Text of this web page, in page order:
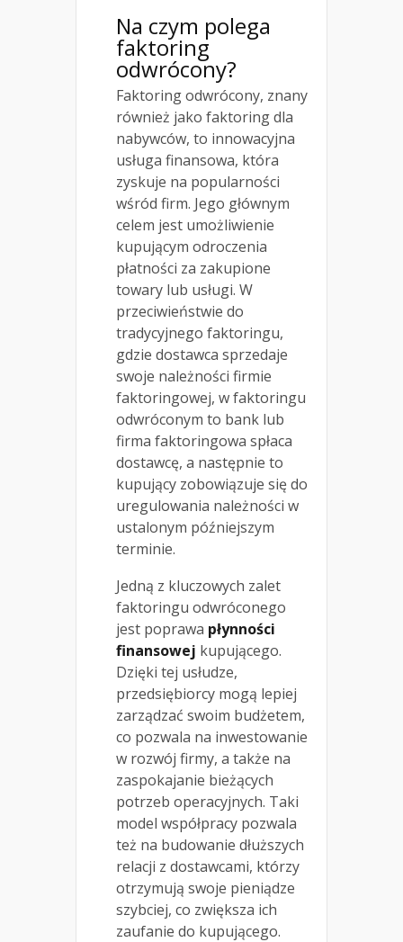
Na czym polega
faktoring
odwrócony?
Faktoring odwrócony, znany
również jako faktoring dla
nabywców, to innowacyjna
usługa finansowa, która
zyskuje na popularności
wśród firm. Jego głównym
celem jest umożliwienie
kupującym odroczenia
płatności za zakupione
towary lub usługi. W
przeciwieństwie do
tradycyjnego faktoringu,
gdzie dostawca sprzedaje
swoje należności firmie
faktoringowej, w faktoringu
odwróconym to bank lub
firma faktoringowa spłaca
dostawcę, a następnie to
kupujący zobowiązuje się do
uregulowania należności w
ustalonym późniejszym
terminie.
Jedną z kluczowych zalet
faktoringu odwróconego
jest poprawa płynności
finansowej kupującego.
Dzięki tej usłudze,
przedsiębiorcy mogą lepiej
zarządzać swoim budżetem,
co pozwala na inwestowanie
w rozwój firmy, a także na
zaspokajanie bieżących
potrzeb operacyjnych. Taki
model współpracy pozwala
też na budowanie dłuższych
relacji z dostawcami, którzy
otrzymują swoje pieniądze
szybciej, co zwiększa ich
zaufanie do kupującego.